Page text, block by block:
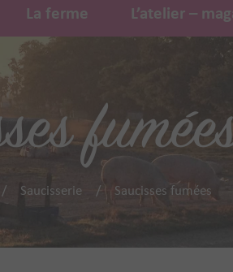
La ferme L’atelier –
Saucisserie Saucisses fumées